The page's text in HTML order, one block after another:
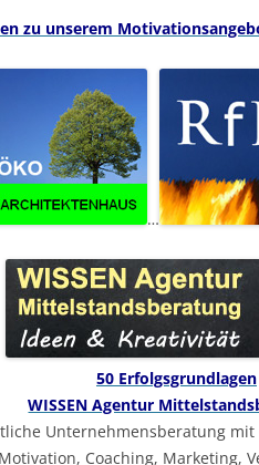
zu unserem
…
50 Erfolgsgrundlagen
WISSEN Agentur
Unternehmensberatung
Motivation, Coaching, Marketing,